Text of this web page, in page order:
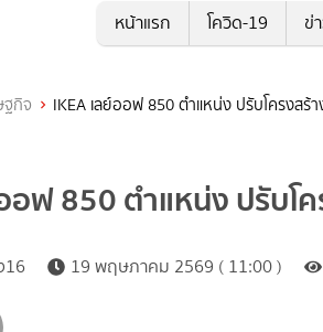
หน้าแรก โควิด-19 ข่
ฐกิจ IKEA เลย์ออฟ 850 ตำแหน่ง ปรับโครงสร้
อฟ 850 ตำแหน่ง ปรับ
16 19 พฤษภาคม 2569 ( 11:00 )